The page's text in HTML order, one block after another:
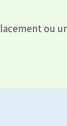
ou